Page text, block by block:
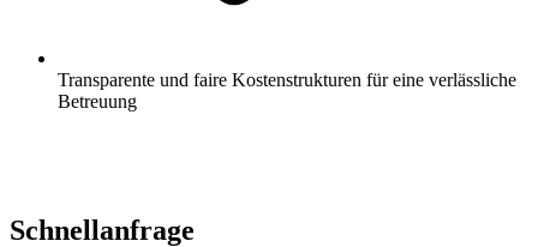
Transparente und faire Kostenstrukturen für eine verlässliche
Betreuung
Schnell­anfrage